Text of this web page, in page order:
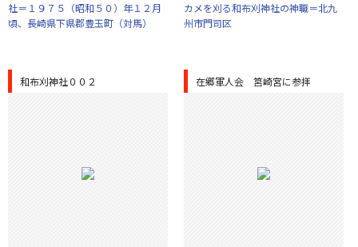
社＝１９７５（昭和５０）年１２月
頃、長崎県下県郡豊玉町（対馬）
カメを刈る和布刈神社の神職＝北九
州市門司区
和布刈神社００２ 在郷軍人会 筥崎宮に参拝